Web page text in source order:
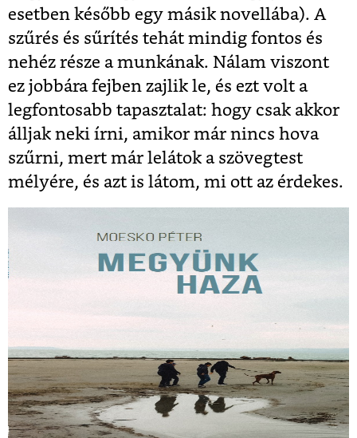
esetben később egy másik novellába). A
szűrés és sűrítés tehát mindig fontos és
nehéz része a munkának. Nálam viszont
ez jobbára fejben zajlik le, és ezt volt a
legfontosabb tapasztalat: hogy csak akkor
álljak neki írni, amikor már nincs hova
szűrni, mert már lelátok a szövegtest
mélyére, és azt is látom, mi ott az érdekes.